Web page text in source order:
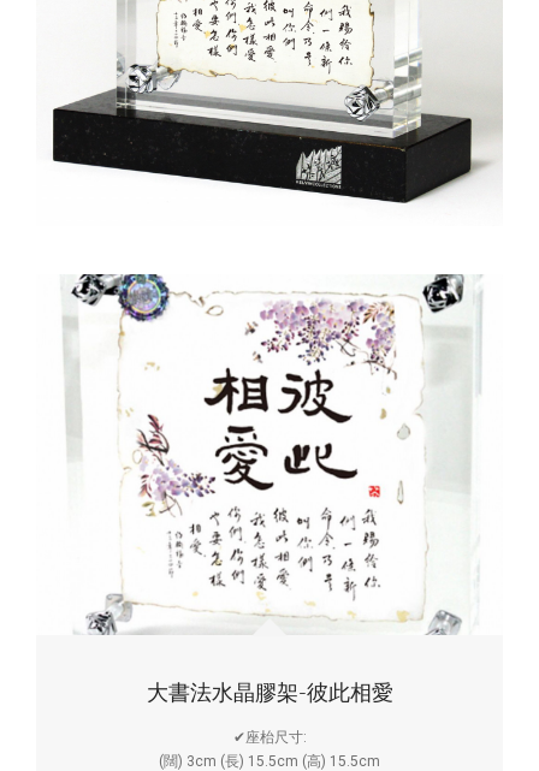
大書法水晶膠架-彼此相愛
✔座枱尺寸:
(闊) 3cm (長) 15.5cm (高) 15.5cm